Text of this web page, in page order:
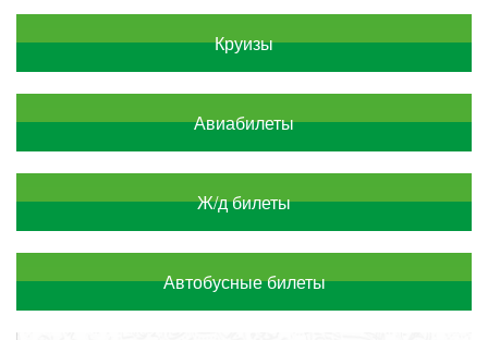
Круизы
Авиабилеты
Ж/д билеты
Автобусные билеты